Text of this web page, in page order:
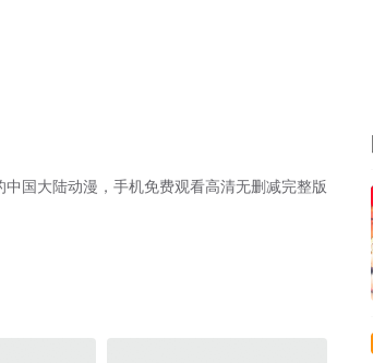
国大陆动漫，手机免费观看高清无删减完整版